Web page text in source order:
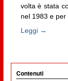
volta è stata
nel 1983 e per
Leggi →
Contenuti